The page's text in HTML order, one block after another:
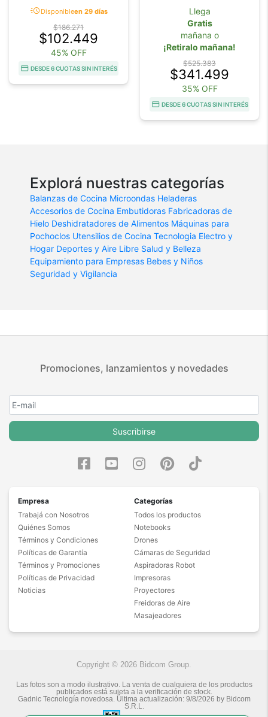
acuteDisponibleen 29 días
$186.271
$102.449
45% OFF
DESDE 6 CUOTAS SIN INTERÉS
Llega
Gratis
mañana o
¡Retiralo mañana!
$525.383
$341.499
35% OFF
DESDE 6 CUOTAS SIN INTERÉS
Explorá nuestras categorías
Balanzas de Cocina Microondas Heladeras
Accesorios de Cocina Embutidoras Fabricadoras de
Hielo Deshidratadores de Alimentos Máquinas para
Pochoclos Utensilios de Cocina Tecnologia Electro y
Hogar Deportes y Aire Libre Salud y Belleza
Equipamiento para Empresas Bebes y Niños
Seguridad y Vigilancia
Promociones, lanzamientos y novedades
Suscribirse
Empresa
Trabajá con Nosotros
Quiénes Somos
Términos y Condiciones
Políticas de Garantía
Términos y Promociones
Políticas de Privacidad
Noticias
Categorías
Todos los productos
Notebooks
Drones
Cámaras de Seguridad
Aspiradoras Robot
Impresoras
Proyectores
Freidoras de Aire
Masajeadores
Copyright © 2026 Bidcom Group.
Las fotos son a modo ilustrativo. La venta de cualquiera de los productos
publicados está sujeta a la verificación de stock.
Gadnic Tecnología novedosa. Última actualización: 9/8/2026 by Bidcom
S.R.L.